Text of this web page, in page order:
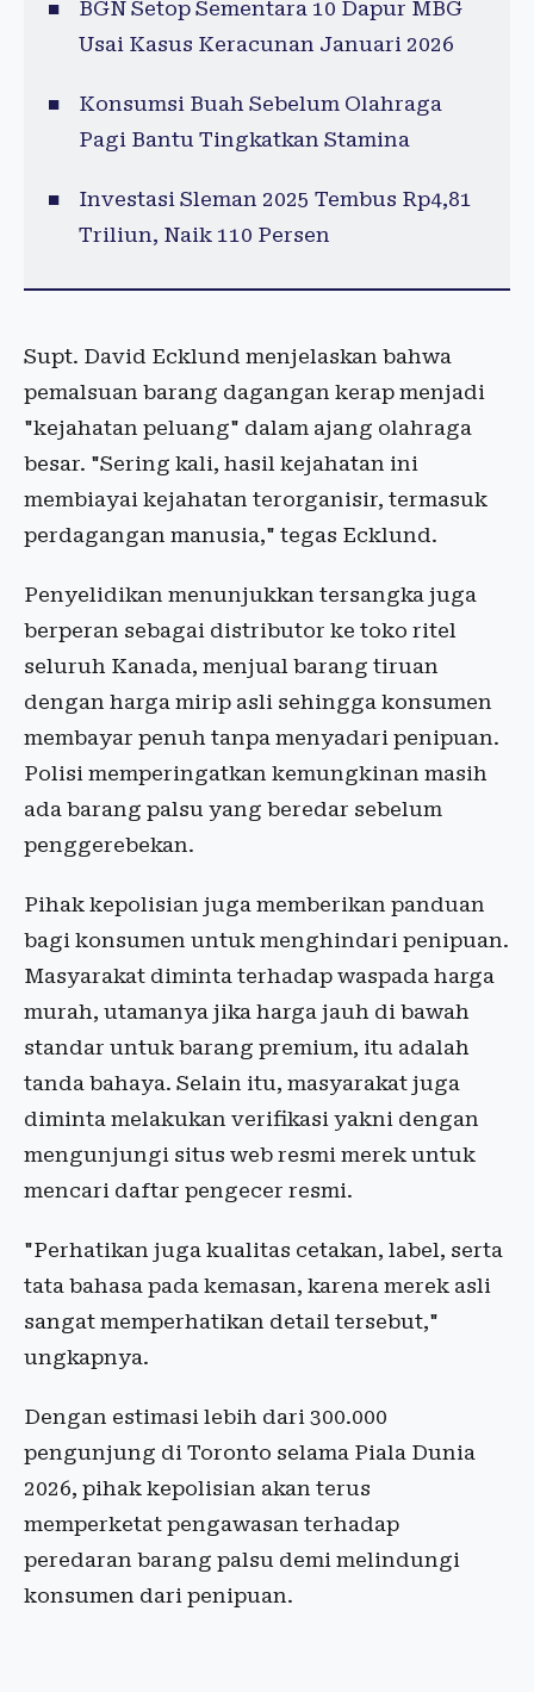
BGN Setop Sementara 10 Dapur MBG
Usai Kasus Keracunan Januari 2026
Konsumsi Buah Sebelum Olahraga
Pagi Bantu Tingkatkan Stamina
Investasi Sleman 2025 Tembus Rp4,81
Triliun, Naik 110 Persen
Supt. David Ecklund menjelaskan bahwa
pemalsuan barang dagangan kerap menjadi
"kejahatan peluang" dalam ajang olahraga
besar. "Sering kali, hasil kejahatan ini
membiayai kejahatan terorganisir, termasuk
perdagangan manusia," tegas Ecklund.
Penyelidikan menunjukkan tersangka juga
berperan sebagai distributor ke toko ritel
seluruh Kanada, menjual barang tiruan
dengan harga mirip asli sehingga konsumen
membayar penuh tanpa menyadari penipuan.
Polisi memperingatkan kemungkinan masih
ada barang palsu yang beredar sebelum
penggerebekan.
Pihak kepolisian juga memberikan panduan
bagi konsumen untuk menghindari penipuan.
Masyarakat diminta terhadap waspada harga
murah, utamanya jika harga jauh di bawah
standar untuk barang premium, itu adalah
tanda bahaya. Selain itu, masyarakat juga
diminta melakukan verifikasi yakni dengan
mengunjungi situs web resmi merek untuk
mencari daftar pengecer resmi.
"Perhatikan juga kualitas cetakan, label, serta
tata bahasa pada kemasan, karena merek asli
sangat memperhatikan detail tersebut,"
ungkapnya.
Dengan estimasi lebih dari 300.000
pengunjung di Toronto selama Piala Dunia
2026, pihak kepolisian akan terus
memperketat pengawasan terhadap
peredaran barang palsu demi melindungi
konsumen dari penipuan.